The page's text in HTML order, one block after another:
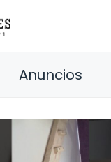
Anuncios